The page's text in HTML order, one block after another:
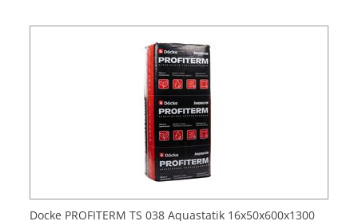
Docke PROFITERM TS 038 Aquastatik 16x50x600x1300